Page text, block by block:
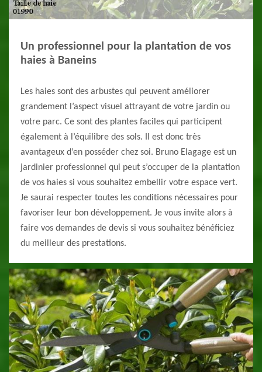
Un professionnel pour la plantation de vos
haies à Baneins
Les haies sont des arbustes qui peuvent améliorer
grandement l’aspect visuel attrayant de votre jardin ou
votre parc. Ce sont des plantes faciles qui participent
également à l’équilibre des sols. Il est donc très
avantageux d’en posséder chez soi. Bruno Elagage est un
jardinier professionnel qui peut s’occuper de la plantation
de vos haies si vous souhaitez embellir votre espace vert.
Je saurai respecter toutes les conditions nécessaires pour
favoriser leur bon développement. Je vous invite alors à
faire vos demandes de devis si vous souhaitez bénéficiez
du meilleur des prestations.